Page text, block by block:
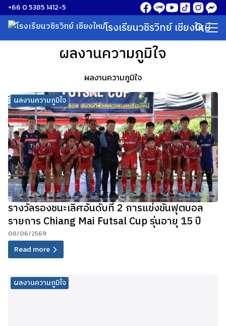
Skip
to
content
+66 0 5385 1412-5
โรงเรียนวชิรวิทย์ เชียงใหม่
Search
for:
ผลงานความภูมิใจ
ผลงานความภูมิใจ
ผลงานความภูมิใจ
รางวัลรองชนะเลิศอันดับที่ 2 การแข่งขันฟุตบอล
รายการ Chiang Mai Futsal Cup รุ่นอายุ 15 ปี
08/06/2569
Read more
ผลงานความภูมิใจ